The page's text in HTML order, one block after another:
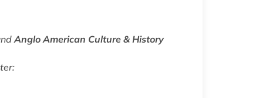
Anglo American Culture & History